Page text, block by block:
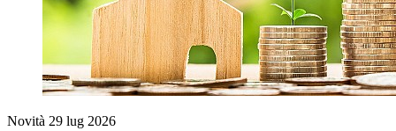
Novità 29 lug 2026